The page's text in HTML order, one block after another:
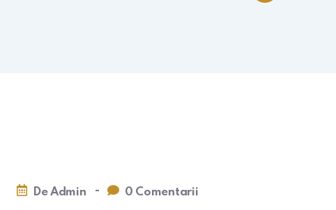
DeAdmin - 0 Comentarii